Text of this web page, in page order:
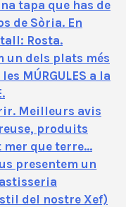
tapa que has de
de Sòria. En
Rosta.
un dels plats més
MÚRGULES a la
Meilleurs avis
produits
que terre…
presentem un
del nostre Xef)